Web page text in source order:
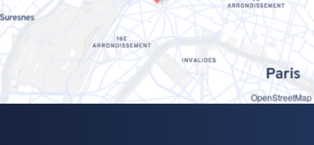
OpenStreetMap